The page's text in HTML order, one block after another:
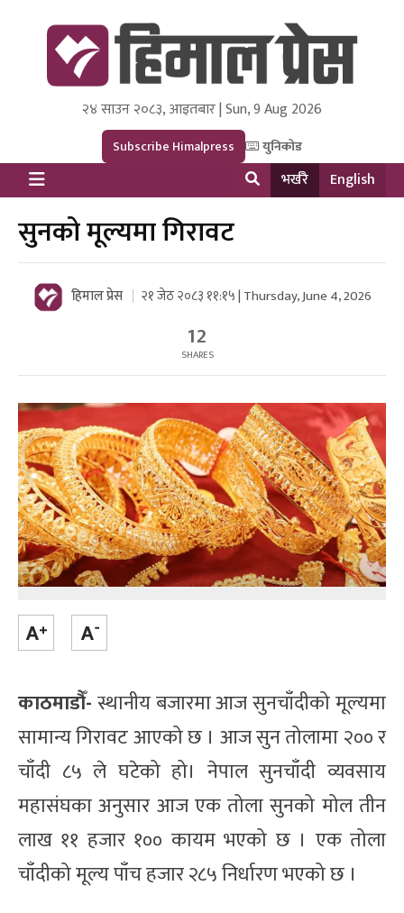
Himal Press
Dot NewsyNepal Media and Research Pvt Ltd.
२४ साउन २०८३, आइतबार | Sun, 9 Aug 2026
Subscribe Himalpress युनिकोड
भर्खरै English
सुनको मूल्यमा गिरावट
हिमाल प्रेस २१ जेठ २०८३ ११:१५ | Thursday, June 4, 2026
12
SHARES
काठमाडौँ-स्थानीय बजारमा आज सुनचाँदीको मूल्यमा
सामान्य गिरावट आएको छ । आज सुन तोलामा २०० र
चाँदी ८५ ले घटेको हो। नेपाल सुनचाँदी व्यवसाय
महासंघका अनुसार आज एक तोला सुनको मोल तीन
लाख ११ हजार १०० कायम भएको छ । एक तोला
चाँदीको मूल्य पाँच हजार २८५ निर्धारण भएको छ ।